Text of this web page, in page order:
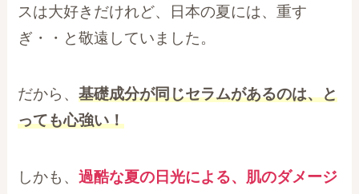
スは大好きだけれど、日本の夏には、重す
ぎ・・と敬遠していました。
だから、基礎成分が同じセラムがあるのは、と
っても心強い！
しかも、過酷な夏の日光による、肌のダメージ